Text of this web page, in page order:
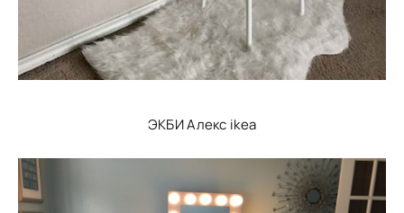
ЭКБИ Алекс ikea